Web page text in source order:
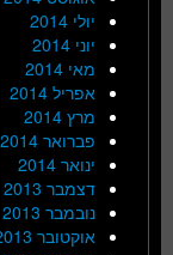
יולי 2014
יוני 2014
מאי 2014
אפריל 2014
מרץ 2014
פברואר 2014
ינואר 2014
דצמבר 2013
נובמבר 2013
אוקטובר 2013